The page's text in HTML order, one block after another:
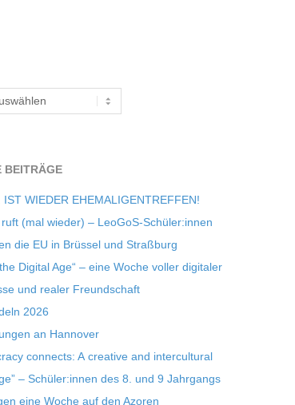
BEITRÄGE
IST WIEDER EHEMALIGENTREFFEN!
(mal wie­der) – LeoGoS-Schüler:innen
die EU in Brüs­sel und Straßburg
the Digi­tal Age“ – eine Woche vol­ler digi­ta­ler
und rea­ler Freundschaft
2026
an Hannover
con­nects: A crea­tive and inter­cul­tu­ral
– Schüler:innen des 8. und 9 Jahr­gangs
eine Woche auf den Azoren